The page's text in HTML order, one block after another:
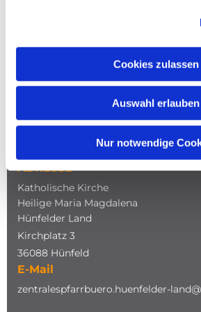
Cookies zulassen
Auswahl erlauben
Nur notwendige
NAVIGATION
ADRESSE
Katholische Kirche
Heilige Maria Magdalena
Hünfelder Land
Kirchplatz 3
36088 Hünfeld
E-Mail
zentralespfarrbuero.huenfelder-